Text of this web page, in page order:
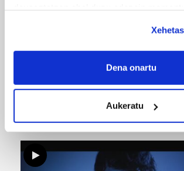
If you allow, we would also like to:
Collect information about your
Identify your device by actively
specific characteristics
and set your preferences in thedetails
Dena onartu
Aukeratu
Urbiako zelaiak erromeria leku